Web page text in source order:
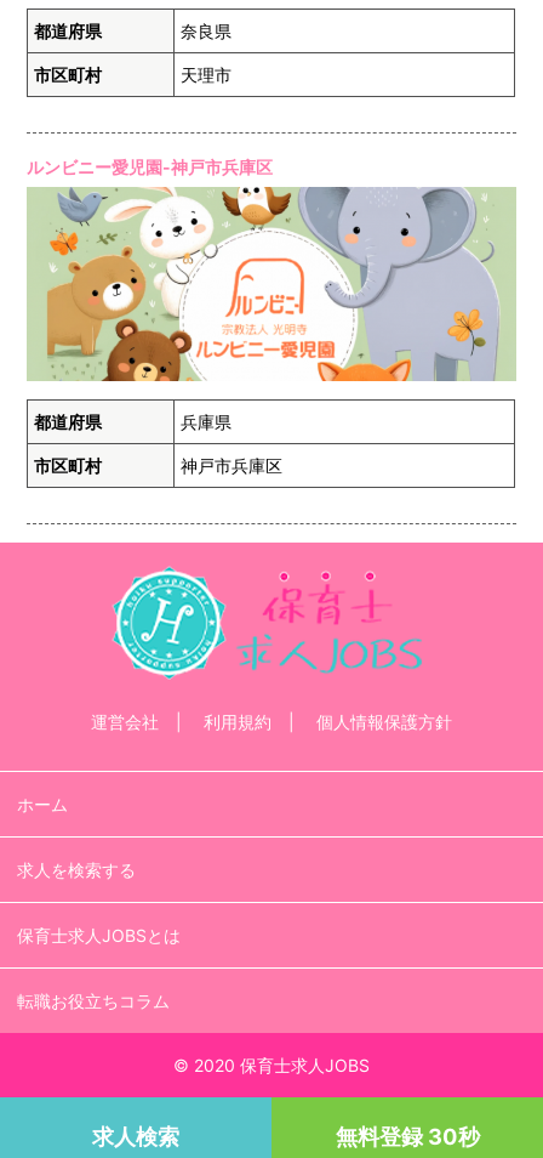
都道府県 奈良県
市区町村 天理市
ルンビニー愛児園-神戸市兵庫区
都道府県 兵庫県
市区町村 神戸市兵庫区
運営会社 利用規約 個人情報保護方針
ホーム
求人を検索する
保育士求人JOBSとは
転職お役立ちコラム
© 2020 保育士求人JOBS
求人検索 無料登録 30秒